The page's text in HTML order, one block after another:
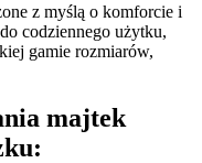
z myślą o komforcie i
codziennego użytku,
gamie rozmiarów,
majtek